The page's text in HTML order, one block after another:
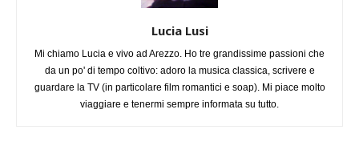
Lucia Lusi
Mi chiamo Lucia e vivo ad Arezzo. Ho tre grandissime passioni che
da un po' di tempo coltivo: adoro la musica classica, scrivere e
guardare la TV (in particolare film romantici e soap). Mi piace molto
viaggiare e tenermi sempre informata su tutto.